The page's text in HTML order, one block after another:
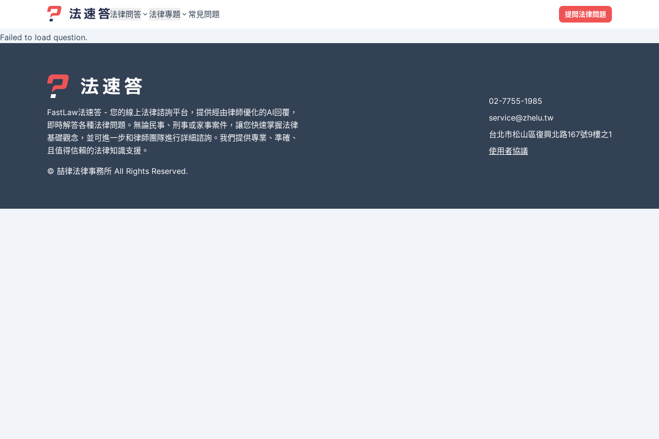
法律問答
婚姻與監護權
債務與債權
刑事犯罪案件
其他案件類型
法律專題
婚姻與監護權
債務與債權
刑事犯罪案件
其他案件類型
常見問題 提問法律問題
Failed to load question.
FastLaw法速答 - 您的線上法律諮詢平台，提供經由律師優化的AI回覆，
即時解答各種法律問題。無論民事、刑事或家事案件，讓您快速掌握法律
基礎觀念，並可進一步和律師團隊進行詳細諮詢。我們提供專業、準確、
且值得信賴的法律知識支援。
© 喆律法律事務所 All Rights Reserved.
02-7755-1985
service@zhelu.tw
台北市松山區復興北路167號9樓之1
使用者協議